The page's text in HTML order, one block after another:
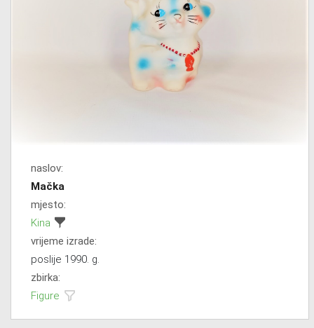
naslov:
Mačka
mjesto:
Kina
vrijeme izrade:
poslije 1990. g.
zbirka:
Figure